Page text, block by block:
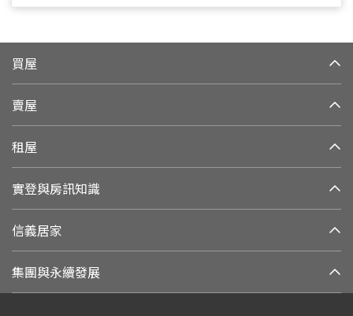
買屋
賣屋
租屋
實登與房訊知識
信義居家
集團與永續發展